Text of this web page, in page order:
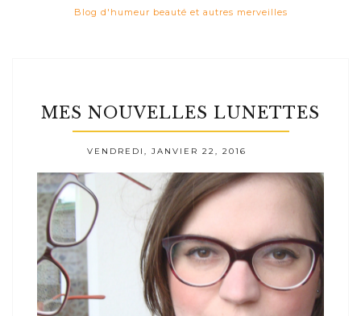
Blog d'humeur beauté et autres merveilles
MES NOUVELLES LUNETTES
VENDREDI, JANVIER 22, 2016